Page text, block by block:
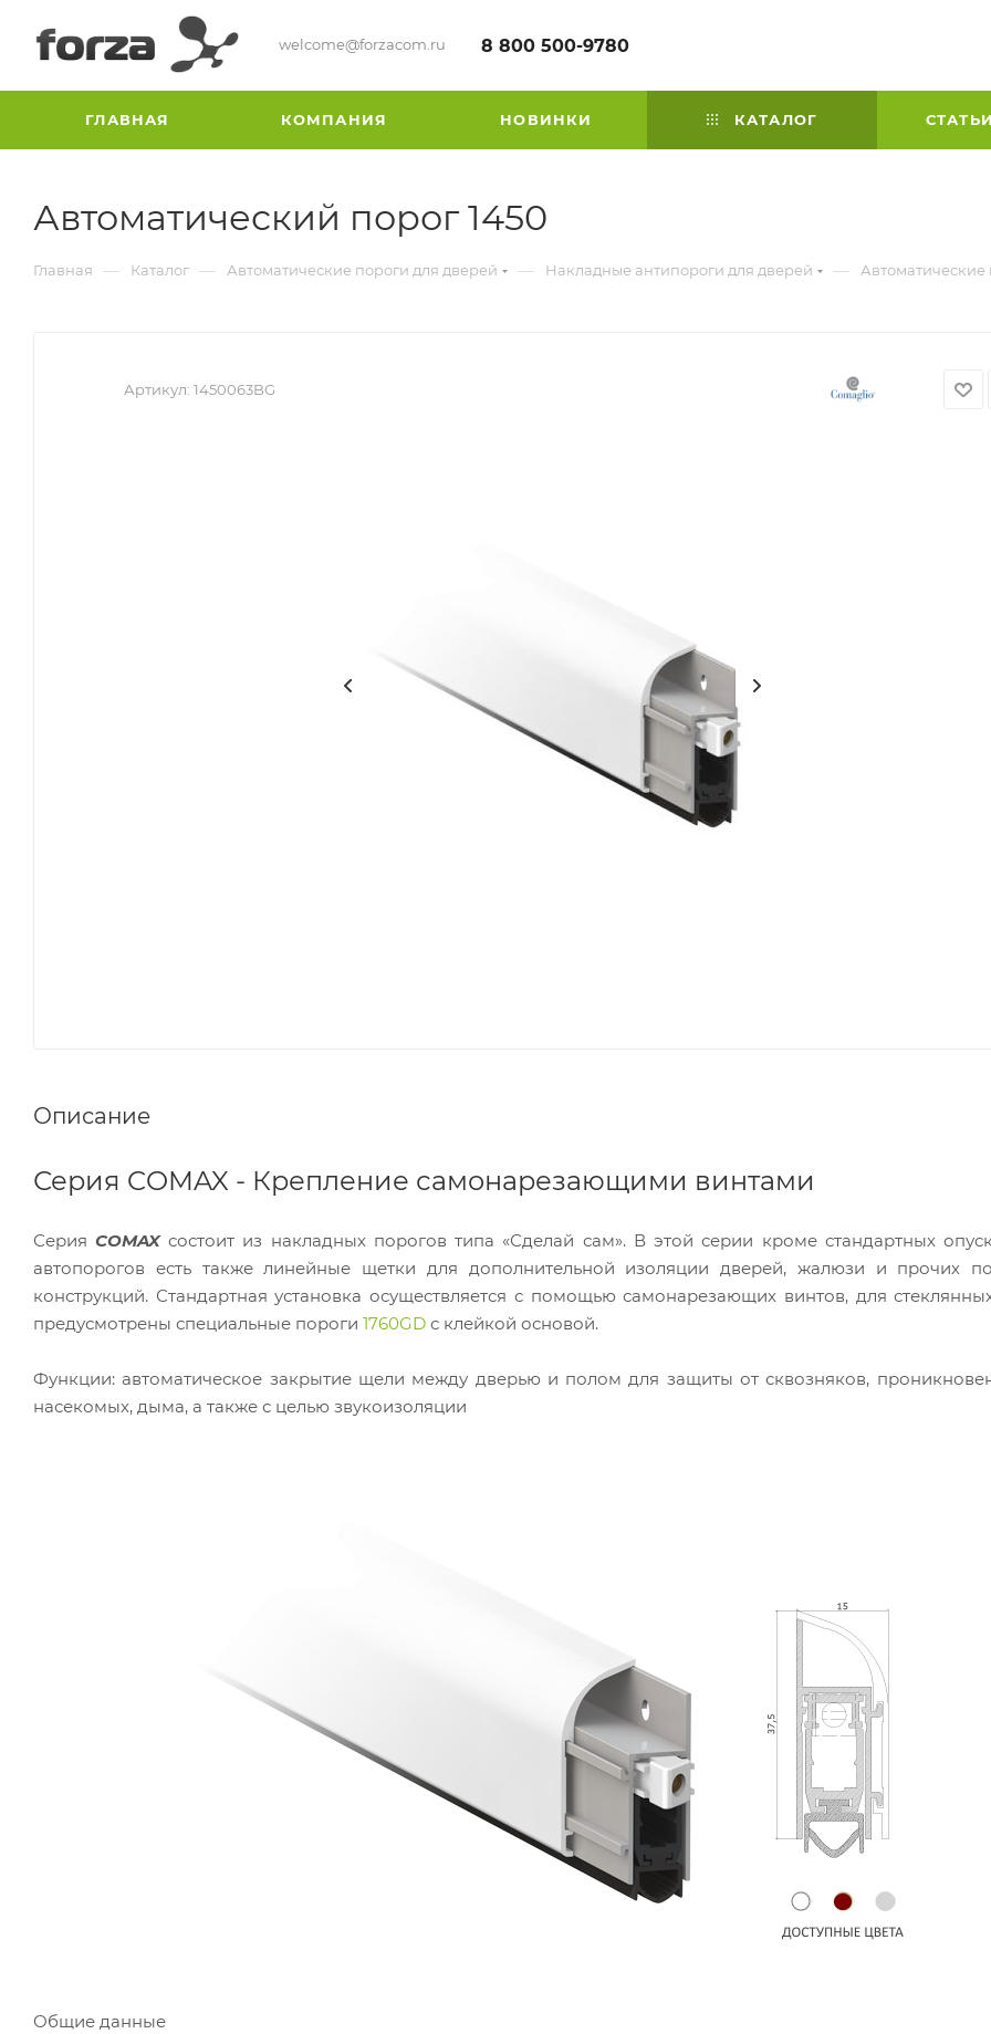
welcome@forzacom.ru 8 800 500-9780
ГЛАВНАЯ КОМПАНИЯ НОВИНКИ КАТАЛОГ
Автоматический порог 1450
Главная — Каталог — Автоматические пороги для дверей — Накладные антипороги для дверей — Автоматические
Артикул: 1450063BG
Описание
Серия COMAX - Крепление самонарезающими винтами
Серия COMAXсостоит из накладных порогов типа «Сделай сам». В этой серии кроме стандартных
автопорогов есть также линейные щетки для дополнительной изоляции дверей, жалюзи и прочих
конструкций. Стандартная установка осуществляется с помощью самонарезающих винтов, для
предусмотрены специальные пороги 1760GD с клейкой основой.
Функции: автоматическое закрытие щели между дверью и полом для защиты от сквозняков,
насекомых, дыма, а также с целью звукоизоляции
Общие данные